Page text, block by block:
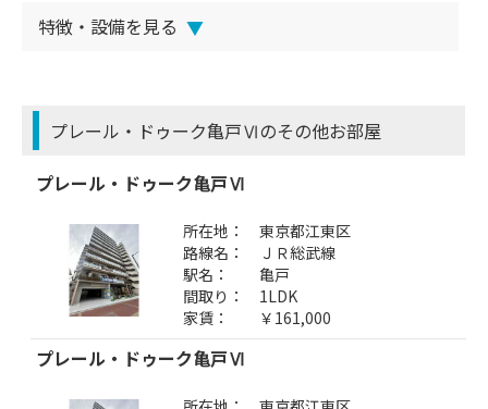
特徴・設備を見る ▼
プレール・ドゥーク亀戸Ⅵのその他お部屋
プレール・ドゥーク亀戸Ⅵ
所在地：
東京都江東区
路線名：
ＪＲ総武線
駅名：
亀戸
間取り：
1LDK
家賃：
￥161,000
プレール・ドゥーク亀戸Ⅵ